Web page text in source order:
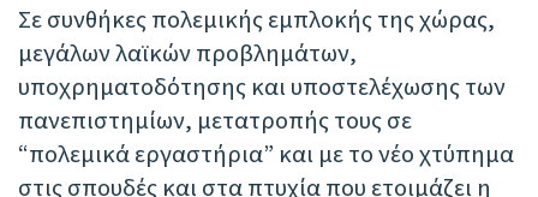
Σε συνθήκες πολεμικής εμπλοκής της χώρας,
μεγάλων λαϊκών προβλημάτων,
υποχρηματοδότησης και υποστελέχωσης των
πανεπιστημίων, μετατροπής τους σε
“πολεμικά εργαστήρια” και με το νέο χτύπημα
στις σπουδές και στα πτυχία που ετοιμάζει η